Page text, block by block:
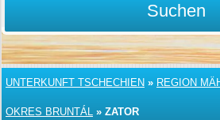
Suchen
UNTERKUNFT TSCHECHIEN » REGION
OKRES BRUNTÁL » ZATOR